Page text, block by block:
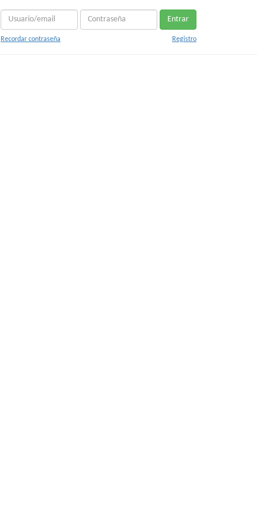
Entrar
Recordar contraseña Registro